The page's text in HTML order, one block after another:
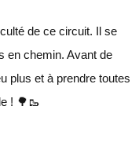
de ce circuit. Il se
en chemin. Avant de
plus et à prendre toutes
! 🌳🥾